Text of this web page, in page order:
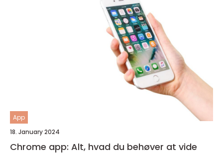
App
18. January 2024
Chrome app: Alt, hvad du behøver at vide